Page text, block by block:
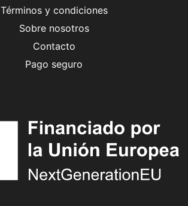
Términos y condiciones
Sobre nosotros
Contacto
Pago seguro